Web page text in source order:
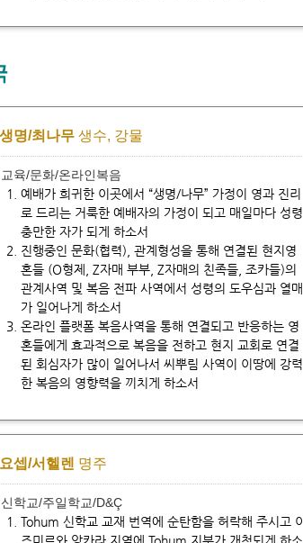
명/최나무생수, 강물
육/문화/온라인복음
예배가 희귀한 이곳에서 “생명/나무” 가정이 영과 진리
로 드리는 거룩한 예배자의 가정이 되고 매일마다 성령
충만한 자가 되게 하소서
진행중인 문화(협력), 관계형성을 통해 연결된 현지영
혼들 (O형제, Z자매 부부, Z자매의 친족들, 조카들)의
관계사역 및 복음 전파 사역에서 성령의 도우심과 열매
가 일어나게 하소서
온라인 플랫폼 복음사역을 통해 연결되고 반응하는 영
혼들에게 효과적으로 복음을 전하고 현지 교회로 연결
된 회심자가 많이 일어나서 씨뿌림 사역이 이땅에 강력
한 복음의 영향력을 끼치게 하소서
셉/서헬렌 명주
학교/주일학교/D&Ç
Tohum 신학교 교재 번역에 순탄함을 허락해 주시고 이